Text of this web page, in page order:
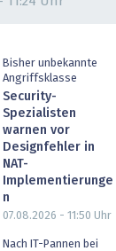
Signage
Bisher unbekannte
Angriffsklasse
Security-
Spezialisten
warnen vor
Designfehler in
NAT-
Implementierunge
n
07.08.2026 - 11:50 Uhr
Nach IT-Pannen bei